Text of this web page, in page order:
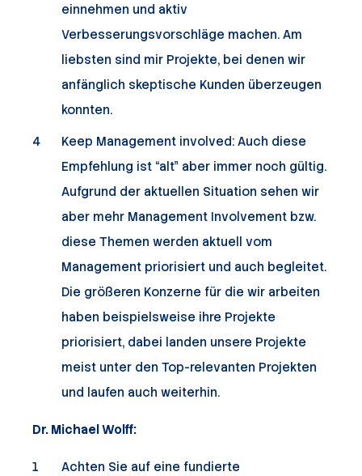
einnehmen und aktiv
Verbesserungsvorschläge machen. Am
liebsten sind mir Projekte, bei denen wir
anfänglich skeptische Kunden überzeugen
konnten.
Keep Management involved: Auch diese
Empfehlung ist “alt” aber immer noch gültig.
Aufgrund der aktuellen Situation sehen wir
aber mehr Management Involvement bzw.
diese Themen werden aktuell vom
Management priorisiert und auch begleitet.
Die größeren Konzerne für die wir arbeiten
haben beispielsweise ihre Projekte
priorisiert, dabei landen unsere Projekte
meist unter den Top-relevanten Projekten
und laufen auch weiterhin.
Dr. Michael Wolff:
Achten Sie auf eine fundierte